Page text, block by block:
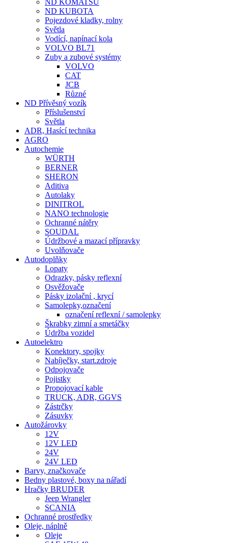
ND KOMATSU
ND KUBOTA
Pojezdové kladky, rolny
Světla
Vodící, napínací kola
VOLVO BL71
Zuby a zubové systémy
VOLVO
CAT
JCB
Různé
ND Přívěsný vozík
Příslušenství
Světla
ADR, Hasící technika
AGRO
Autochemie
WÜRTH
BERNER
SHERON
Aditiva
Autolaky
DINITROL
NANO technologie
Ochranné nátěry
SOUDAL
Údržbové a mazací přípravky
Uvolňovače
Autodoplňky
Lopaty
Odrazky, pásky reflexní
Osvěžovače
Pásky izolační , krycí
Samolepky,označení
označení reflexní / samolepky
Škrabky zimní a smetáčky
Údržba vozidel
Autoelektro
Konektory, spojky
Nabíječky, start.zdroje
Odpojovače
Pojistky
Propojovací kable
TRUCK, ADR, GGVS
Zástrčky
Zásuvky
Autožárovky
12V
12V LED
24V
24V LED
Barvy, značkovače
Bedny plastové, boxy na nářadí
Hračky BRUDER
Jeep Wrangler
SCANIA
Ochranné prostředky
Oleje, náplně
Oleje